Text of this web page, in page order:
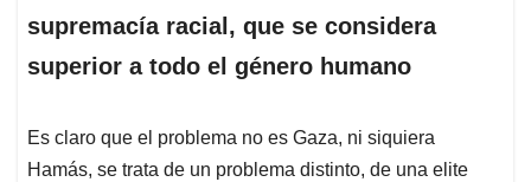
supremacía racial, que se considera
superior a todo el género humano
Es claro que el problema no es Gaza, ni siquiera
Hamás, se trata de un problema distinto, de una elite